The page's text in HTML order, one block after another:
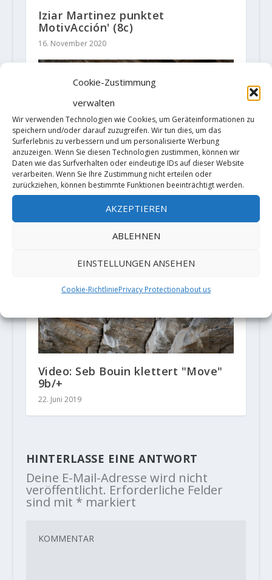
Cookie-Zustimmung
verwalten
Wir verwenden Technologien wie Cookies, um Geräteinformationen zu
speichern und/oder darauf zuzugreifen. Wir tun dies, um das
Surferlebnis zu verbessern und um personalisierte Werbung
anzuzeigen. Wenn Sie diesen Technologien zustimmen, können wir
Daten wie das Surfverhalten oder eindeutige IDs auf dieser Website
verarbeiten. Wenn Sie Ihre Zustimmung nicht erteilen oder
zurückziehen, können bestimmte Funktionen beeinträchtigt werden.
AKZEPTIEREN
ABLEHNEN
EINSTELLUNGEN ANSEHEN
Cookie-RichtliniePrivacy Protectionabout us
Iziar Martinez punktet
MotivAcción' (8c)
16. November 2020
Video: Seb Bouin klettert "Move"
9b/+
22. Juni 2019
HINTERLASSE EINE ANTWORT
Deine E-Mail-Adresse wird nicht
veröffentlicht. Erforderliche Felder
sind mit * markiert